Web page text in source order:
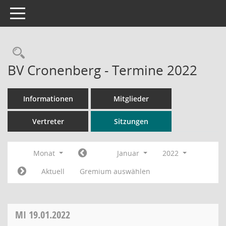
Toggle navigation
Rechercheauswahl
BV Cronenberg - Termine 2022
Informationen Mitglieder
Vertreter Sitzungen
Monat Januar
2022
Aktuell
Gremium auswählen
MI 19.01.2022